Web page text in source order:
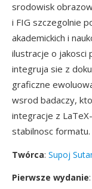
srodowisk
i FIG szczegolnie
akademickich i
ilustracje o jakosci
integruja sie z
graficzne
wsrod badaczy,
integracje z
stabilnosc formatu.
Twórca: Supoj
Pierwsze wydanie